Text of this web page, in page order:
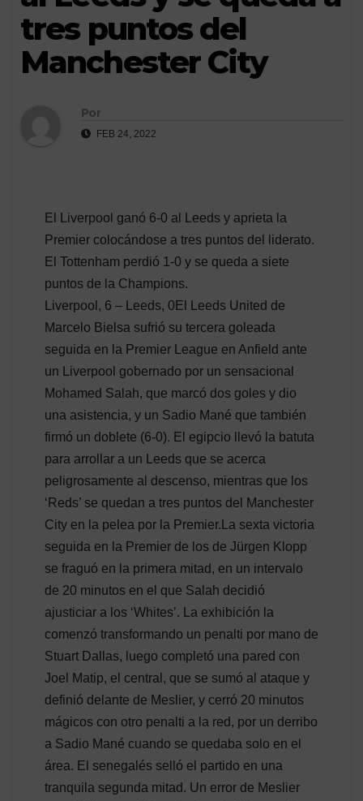
tres puntos del
Manchester City
Por
FEB 24, 2022
El Liverpool ganó 6-0 al Leeds y aprieta la
Premier colocándose a tres puntos del liderato.
El Tottenham perdió 1-0 y se queda a siete
puntos de la Champions.
Liverpool, 6 – Leeds, 0El Leeds United de
Marcelo Bielsa sufrió su tercera goleada
seguida en la Premier League en Anfield ante
un Liverpool gobernado por un sensacional
Mohamed Salah, que marcó dos goles y dio
una asistencia, y un Sadio Mané que también
firmó un doblete (6-0). El egipcio llevó la batuta
para arrollar a un Leeds que se acerca
peligrosamente al descenso, mientras que los
‘Reds’ se quedan a tres puntos del Manchester
City en la pelea por la Premier.La sexta victoria
seguida en la Premier de los de Jürgen Klopp
se fraguó en la primera mitad, en un intervalo
de 20 minutos en el que Salah decidió
ajusticiar a los ‘Whites’. La exhibición la
comenzó transformando un penalti por mano de
Stuart Dallas, luego completó una pared con
Joel Matip, el central, que se sumó al ataque y
definió delante de Meslier, y cerró 20 minutos
mágicos con otro penalti a la red, por un derribo
a Sadio Mané cuando se quedaba solo en el
área. El senegalés selló el partido en una
tranquila segunda mitad. Un error de Meslier